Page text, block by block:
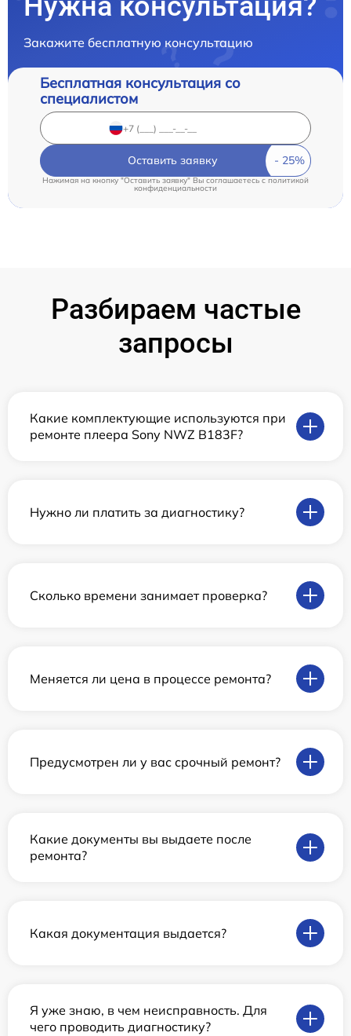
Закажите бесплатную консультацию
Бесплатная консультация со
специалистом
Оставить заявку
Нажимая на кнопку "Оставить заявку" Вы соглашаетесь c политикой
конфиденциальности
Разбираем частые
запросы
Какие комплектующие используются при
ремонте плеера Sony NWZ B183F?
Нужно ли платить за диагностику?
Сколько времени занимает проверка?
Меняется ли цена в процессе ремонта?
Предусмотрен ли у вас срочный ремонт?
Какие документы вы выдаете после
ремонта?
Какая документация выдается?
Я уже знаю, в чем неисправность. Для
чего проводить диагностику?